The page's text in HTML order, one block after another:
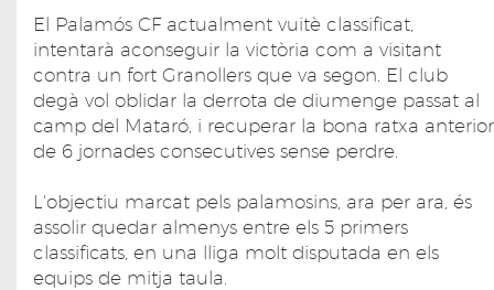
El Palamós CF actualment vuitè classificat,
intentarà aconseguir la victòria com a visitant
contra un fort Granollers que va segon. El club
degà vol oblidar la derrota de diumenge passat al
camp del Mataró, i recuperar la bona ratxa anterior
de 6 jornades consecutives sense perdre.
L'objectiu marcat pels palamosins, ara per ara, és
assolir quedar almenys entre els 5 primers
classificats, en una lliga molt disputada en els
equips de mitja taula.